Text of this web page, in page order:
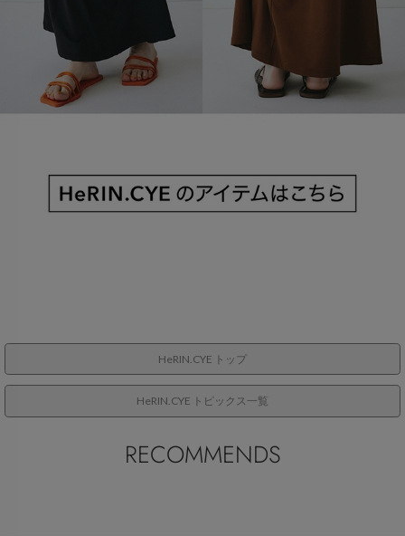
HeRIN.CYE トップ
HeRIN.CYE トピックス一覧
RECOMMENDS